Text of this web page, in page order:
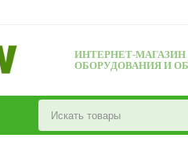
ИНТЕРНЕТ-
ОБОРУДОВАНИЯ И